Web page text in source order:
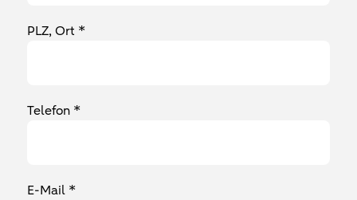
PLZ, Ort *
Telefon *
E-Mail *